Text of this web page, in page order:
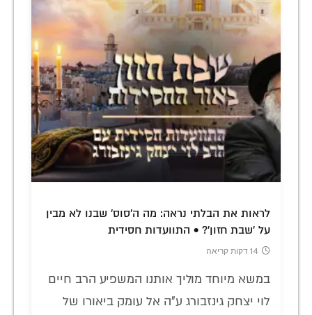
לראות את הבלתי נראה: מה ה'סוס' שבנו לא מבין
על 'שבת חזון'? • התוועדות חסידית
14 דקות קריאה
במשא מיוחד מוליך אותנו המשפיע הרב חיים
לוי יצחק גינזבורג ע"ה אל עומק ביאורו של